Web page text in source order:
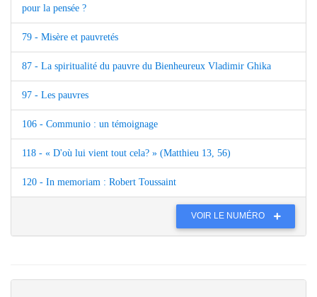
pour la pensée ?
79 - Misère et pauvretés
87 - La spiritualité du pauvre du Bienheureux Vladimir Ghika
97 - Les pauvres
106 - Communio : un témoignage
118 - « D'où lui vient tout cela? » (Matthieu 13, 56)
120 - In memoriam : Robert Toussaint
VOIR LE NUMÉRO